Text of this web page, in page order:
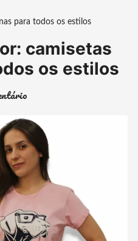
para todos os estilos
camisetas
os estilos